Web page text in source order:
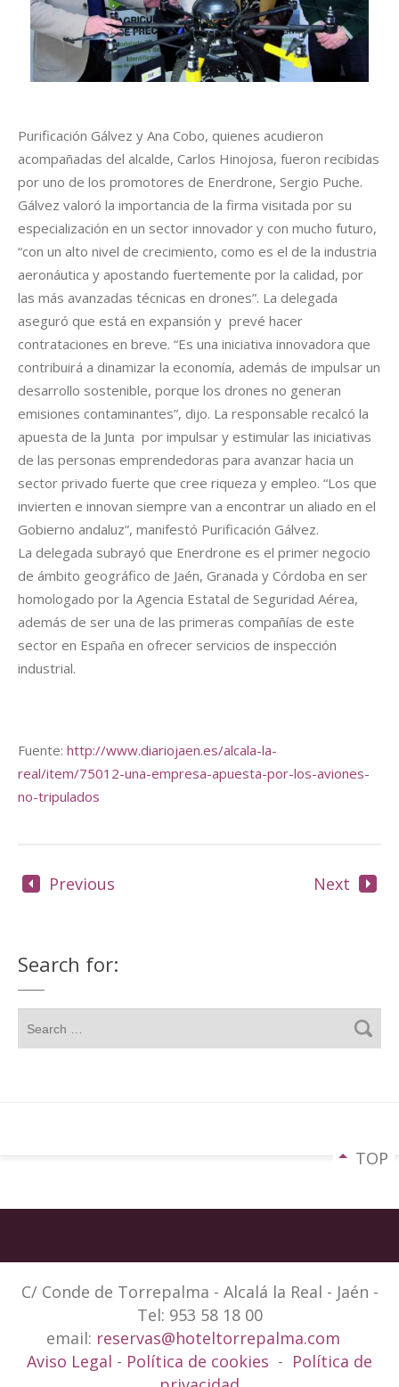
Purificación Gálvez y Ana Cobo, quienes acudieron
acompañadas del alcalde, Carlos Hinojosa, fueron recibidas
por uno de los promotores de Enerdrone, Sergio Puche.
Gálvez valoró la importancia de la firma visitada por su
especialización en un sector innovador y con mucho futuro,
“con un alto nivel de crecimiento, como es el de la industria
aeronáutica y apostando fuertemente por la calidad, por
las más avanzadas técnicas en drones”. La delegada
aseguró que está en expansión y prevé hacer
contrataciones en breve. “Es una iniciativa innovadora que
contribuirá a dinamizar la economía, además de impulsar un
desarrollo sostenible, porque los drones no generan
emisiones contaminantes”, dijo. La responsable recalcó la
apuesta de la Junta por impulsar y estimular las iniciativas
de las personas emprendedoras para avanzar hacia un
sector privado fuerte que cree riqueza y empleo. “Los que
invierten e innovan siempre van a encontrar un aliado en el
Gobierno andaluz”, manifestó Purificación Gálvez.
La delegada subrayó que Enerdrone es el primer negocio
de ámbito geográfico de Jaén, Granada y Córdoba en ser
homologado por la Agencia Estatal de Seguridad Aérea,
además de ser una de las primeras compañías de este
sector en España en ofrecer servicios de inspección
industrial.
Fuente: http://www.diariojaen.es/alcala-la-
real/item/75012-una-empresa-apuesta-por-los-aviones-
no-tripulados
Previous Next
Search for:
TOP
C/ Conde de Torrepalma - Alcalá la Real - Jaén -
Tel: 953 58 18 00
email: reservas@hoteltorrepalma.com
Aviso Legal - Política de cookies - Política de